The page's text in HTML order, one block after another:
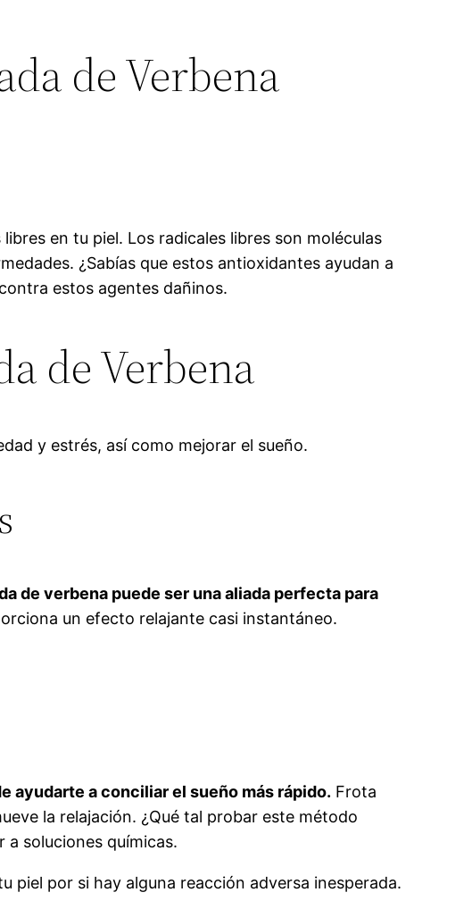
de Verbena
en tu piel. Los radicales libres son moléculas
¿Sabías que estos antioxidantes ayudan a
estos agentes dañinos.
de Verbena
y estrés, así como mejorar el sueño.
de verbena puede ser una aliada perfecta para
un efecto relajante casi instantáneo.
ayudarte a conciliar el sueño más rápido. Frota
la relajación. ¿Qué tal probar este método
soluciones químicas.
piel por si hay alguna reacción adversa inesperada.